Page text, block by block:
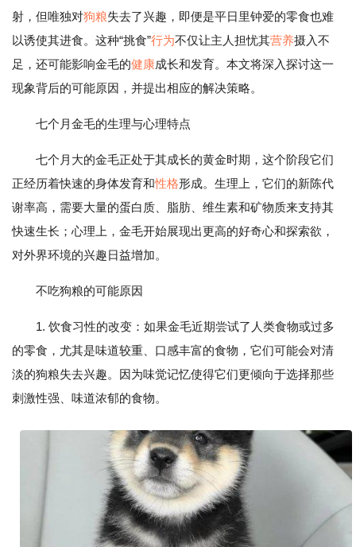
射，但唯独对狗粮失去了兴趣，即便是平日里钟爱的零食也难
以诱使其进食。这种“挑食”行为不仅让主人担忧其营养摄入不
足，还可能影响金毛的健康成长和发育。本文将深入探讨这一
现象背后的可能原因，并提出相应的解决策略。
七个月金毛的生理与心理特点
七个月大的金毛正处于其成长的黄金时期，这个阶段它们
正经历着快速的身体发育和性格形成。生理上，它们的新陈代
谢率高，需要大量的蛋白质、脂肪、维生素和矿物质来支持其
快速生长；心理上，金毛开始展现出更高的好奇心和探索欲，
对外界环境的兴趣日益增加。
不吃狗粮的可能原因
1. 饮食习性的改变：如果金毛近期尝试了人类食物或过多
的零食，尤其是味道较重、口感丰富的食物，它们可能会对清
淡的狗粮失去兴趣。因为味觉记忆使得它们更倾向于选择那些
刺激性强、味道浓郁的食物。